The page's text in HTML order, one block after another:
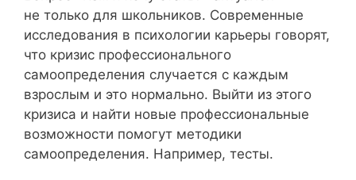
не только для школьников. Современные
исследования в психологии карьеры говорят,
что кризис профессионального
самоопределения случается с каждым
взрослым и это нормально. Выйти из этого
кризиса и найти новые профессиональные
возможности помогут методики
самоопределения. Например, тесты.